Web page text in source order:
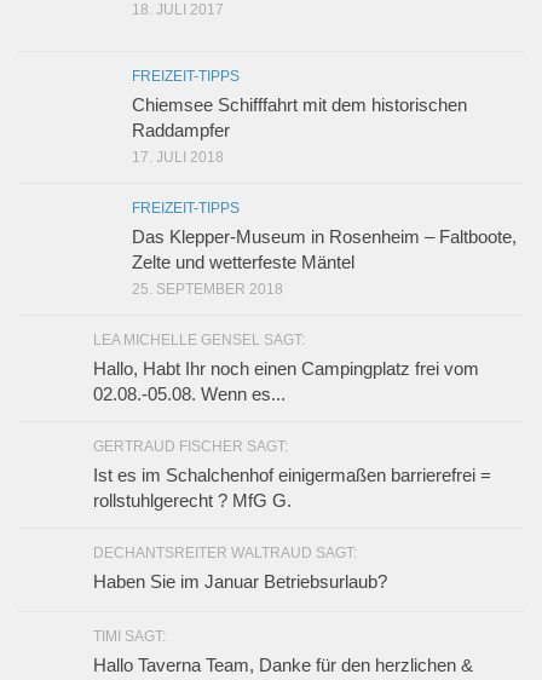
18. JULI 2017
FREIZEIT-TIPPS
Chiemsee Schifffahrt mit dem historischen
Raddampfer
17. JULI 2018
FREIZEIT-TIPPS
Das Klepper-Museum in Rosenheim – Faltboote,
Zelte und wetterfeste Mäntel
25. SEPTEMBER 2018
LEA MICHELLE GENSEL SAGT:
Hallo, Habt Ihr noch einen Campingplatz frei vom
02.08.-05.08. Wenn es...
GERTRAUD FISCHER SAGT:
Ist es im Schalchenhof einigermaßen barrierefrei =
rollstuhlgerecht ? MfG G.
DECHANTSREITER WALTRAUD SAGT:
Haben Sie im Januar Betriebsurlaub?
TIMI SAGT:
Hallo Taverna Team, Danke für den herzlichen &